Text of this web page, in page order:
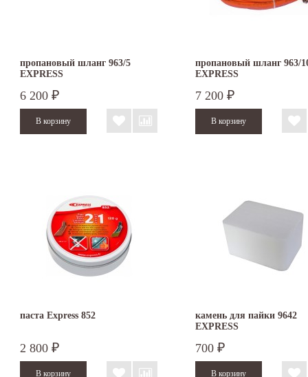
пропановый шланг 963/5
EXPRESS
6 200 ₽
пропановый шланг 963/
EXPRESS
7 200 ₽
паста Express 852
2 800 ₽
камень для пайки 9642
EXPRESS
700 ₽